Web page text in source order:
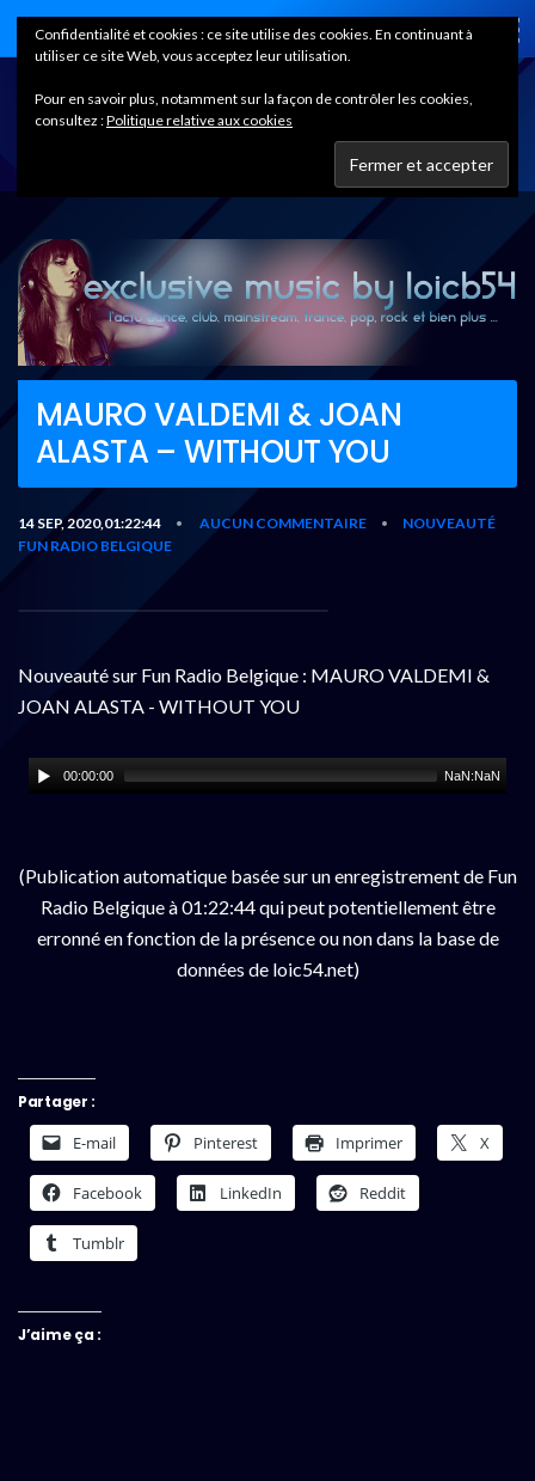
Home
MAURO VALDEMI & JOAN
ALASTA – WITHOUT YOU
14 SEP, 2020,01:22:44 • AUCUN COMMENTAIRE •
NOUVEAUTÉ
FUN RADIO BELGIQUE
Nouveauté sur Fun Radio Belgique : MAURO VALDEMI &
JOAN ALASTA - WITHOUT YOU
00:00:00 NaN:NaN
(Publication automatique basée sur un enregistrement de Fun
Radio Belgique à 01:22:44 qui peut potentiellement être
erronné en fonction de la présence ou non dans la base de
données de loic54.net)
Partager :
E-mail Pinterest Imprimer X
Facebook LinkedIn Reddit
Tumblr
J’aime ça :
Confidentialité et cookies : ce site utilise des cookies. En continuant à
utiliser ce site Web, vous acceptez leur utilisation.
Pour en savoir plus, notamment sur la façon de contrôler les cookies,
consultez :Politique relative aux cookies